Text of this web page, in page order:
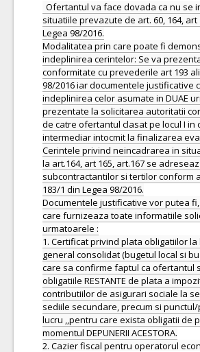
Ofertantul va face dovada ca nu se
situatiile prevazute de art. 60, 164, art
Legea 98/2016.
Modalitatea prin care poate fi
indeplinirea cerintelor: Se va
conformitate cu prevederile art 193
98/2016 iar documentele justificative
indeplinirea celor asumate in DUAE
prezentate la solicitarea autoritatii
de catre ofertantul clasat pe locul I in
intermediar intocmit la finalizarea
Cerintele privind neincadrarea in
la art.164, art 165, art.167 se
subcontractantilor si tertilor conform
183/1 din Legea 98/2016.
Documentele justificative vor putea
care furnizeaza toate informatiile
urmatoarele :
1. Certificat privind plata obligatiilor la
general consolidat (bugetul local si
care sa confirme faptul ca ofertantul
obligatiile RESTANTE de plata a
contributiilor de asigurari sociale la
sediile secundare, precum si
lucru ,,pentru care exista obligatii de
momentul DEPUNERII ACESTORA.
2. Cazier fiscal pentru operatorul